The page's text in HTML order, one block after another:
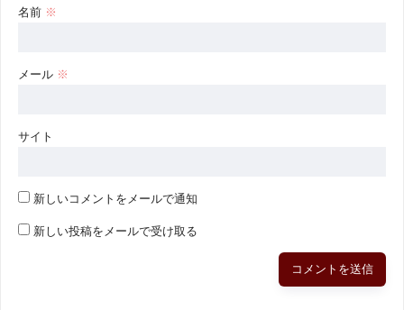
名前 ※
メール ※
サイト
新しいコメントをメールで通知
新しい投稿をメールで受け取る